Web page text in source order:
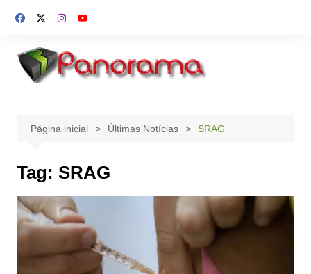
para
conteúdo
Página inicial Últimas Notícias SRAG
Tag: SRAG